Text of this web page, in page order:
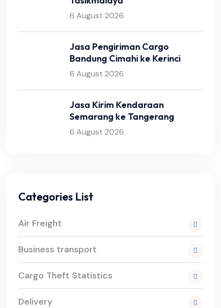
6 August 2026
Jasa Pengiriman Cargo
Bandung Cimahi ke Kerinci
6 August 2026
Jasa Kirim Kendaraan
Semarang ke Tangerang
6 August 2026
Categories List
Air Freight
Business transport
Cargo Theft Statistics
Delivery